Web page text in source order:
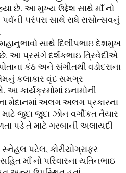
છે. આ મુખ્ય ઉદ્દેશ સાથે માઁ નો
પર્વની પરંપરા સાથે રાધે રાસોત્સવનું
સાથે દિલીપભાઇ દેશમુખ
છે. આ પ્રસંગે દર્શકભાઇ ત્રિવેદીએ
કંઠ અને સંગીતથી વડોદરાના
કલાકાર વૃંદ સમગ્ર
આ કાર્યક્રમોમાં ઇનામોની
મેદાનમાં અલગ અલગ પ્રકારના
જુદા જુદા ઝોન વર્ગીકત તૈયાર
પડે તે માટે ગરબાની અલાયદી
પટેલ, કોરીયોગ્રાફર
માઁ નો પરિવારના યતિનભાઇ